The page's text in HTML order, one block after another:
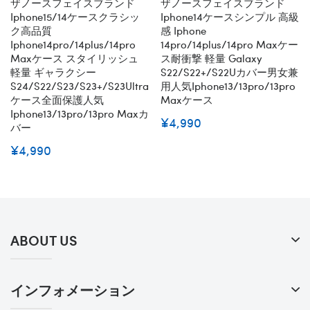
Iphone15/14ケースクラシッ
ク高品質
Iphone14pro/14plus/14pro
Maxケース スタイリッシュ
軽量 ギャラクシー
S24/S22/S23/S23+/S23Ultra
ケース全面保護人気
Iphone13/13pro/13pro Maxカ
バー
¥4,990
Iphone14ケースシンプル 高級
感 Iphone
14pro/14plus/14pro Maxケー
ス耐衝撃 軽量 Galaxy
S22/S22+/S22Uカバー男女兼
用人気iphone13/13pro/13pro
Maxケース
¥4,990
ABOUT US
インフォメーション